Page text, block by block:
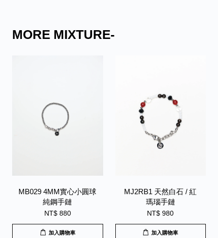
MORE MIXTURE-
MB029 4MM實心小圓球
純鋼手鏈
NT$ 880
加入購物車
MJ2RB1 天然白石 / 紅
瑪瑙手鏈
NT$ 980
加入購物車